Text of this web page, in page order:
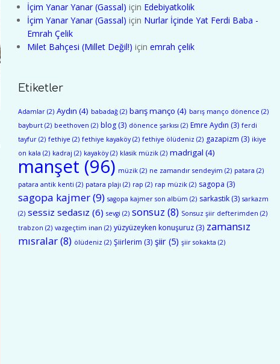
İçim Yanar Yanar (Gassal) için Edebiyatkolik
İçim Yanar Yanar (Gassal) için Nurlar İçinde Yat Ferdi Baba -
Emrah Çelik
Milet Bahçesi (Millet Değil!) için emrah çelik
Etiketler
Adamlar (2) Aydın (4) babadağ (2) barış manço (4) barış manço dönence (2)
bayburt (2) beethoven (2) blog (3) dönence şarkısı (2) Emre Aydın (3) ferdi
tayfur (2) fethiye (2) fethiye kayaköy(2) fethiye ölüdeniz (2) gazapizm (3) ikiye
on kala (2) kadraj (2) kayaköy(2) klasik müzik (2) madrigal (4)
manşet (96) müzik (2) ne zamandır sendeyim (2) patara (2)
patara antik kenti (2) patara plajı (2) rap (2) rap müzik (2) sagopa (3)
sagopa kajmer(9) sagopa kajmer son albüm (2) sarkastik (3) sarkazm
(2) sessiz sedasız (6) sevgi (2) sonsuz (8) Sonsuz şiir defterimden (2)
trabzon (2) vazgeçtim inan (2) yüzyüzeyken konuşuruz (3) zamansız
mısralar(8) ölüdeniz (2) Şiirlerim (3) şiir (5) şiir sokakta (2)